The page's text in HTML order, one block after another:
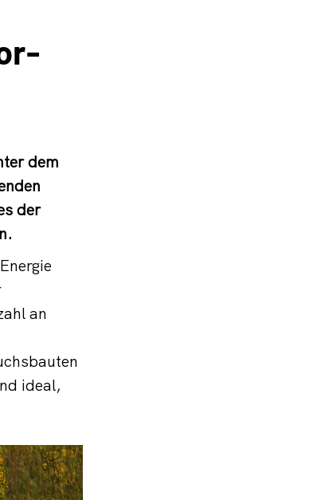
dem
der
an
ideal,